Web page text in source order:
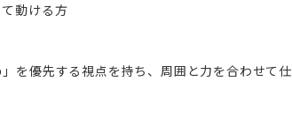
動ける方
を優先する視点を持ち、周囲と力を合わせて仕